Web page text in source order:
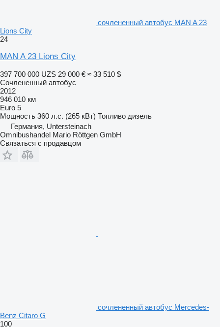
сочлененный автобус MAN A 23
Lions City
24
MAN A 23 Lions City
397 700 000 UZS 29 000 € ≈ 33 510 $
Сочлененный автобус
2012
946 010 км
Euro 5
Мощность 360 л.с. (265 кВт) Топливо дизель
Германия, Untersteinach
Omnibushandel Mario Röttgen GmbH
Связаться с продавцом
сочлененный автобус Mercedes-
Benz Citaro G
100